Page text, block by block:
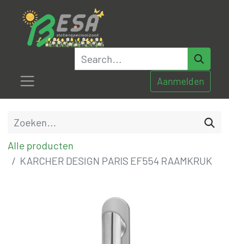
Aanmelden
Alle producten
KARCHER DESIGN PARIS EF554 RAAMKRUK